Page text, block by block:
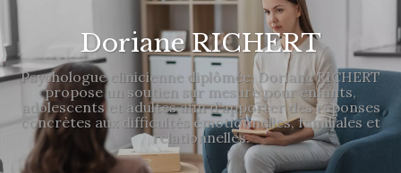
Doriane RICHERT
Psychologue clinicienne diplômée, Doriane RICHERT
propose un soutien sur mesure pour enfants,
adolescents et adultes afin d’apporter des réponses
concrètes aux difficultés émotionnelles, familiales et
relationnelles.